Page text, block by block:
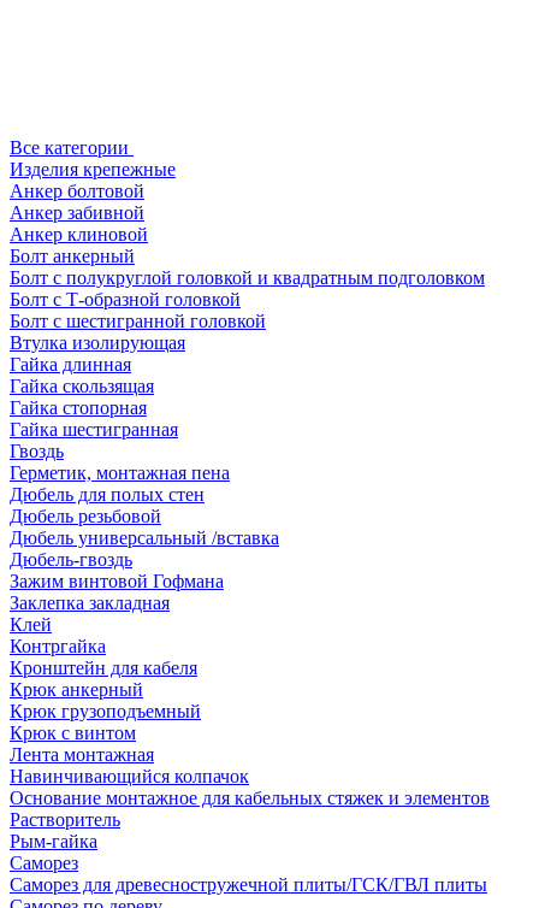
Все категории
Изделия крепежные
Анкер болтовой
Анкер забивной
Анкер клиновой
Болт анкерный
Болт с полукруглой головкой и квадратным подголовком
Болт с Т-образной головкой
Болт с шестигранной головкой
Втулка изолирующая
Гайка длинная
Гайка скользящая
Гайка стопорная
Гайка шестигранная
Гвоздь
Герметик, монтажная пена
Дюбель для полых стен
Дюбель резьбовой
Дюбель универсальный /вставка
Дюбель-гвоздь
Зажим винтовой Гофмана
Заклепка закладная
Клей
Контргайка
Кронштейн для кабеля
Крюк анкерный
Крюк грузоподъемный
Крюк с винтом
Лента монтажная
Навинчивающийся колпачок
Основание монтажное для кабельных стяжек и элементов
Растворитель
Рым-гайка
Саморез
Саморез для древесностружечной плиты/ГСК/ГВЛ плиты